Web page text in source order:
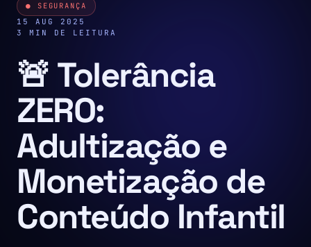
● SEGURANÇA
15 AUG 2025
3 MIN DE LEITURA
🚨 Tolerância
ZERO:
Adultização e
Monetização de
Conteúdo Infantil